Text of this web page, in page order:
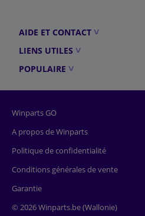
AIDE ET CONTACT
LIENS UTILES
POPULAIRE
Winparts GO
A propos de Winparts
Politique de confidentialité
Conditions générales de vente
Garantie
© 2026 Winparts.be (Wallonie)